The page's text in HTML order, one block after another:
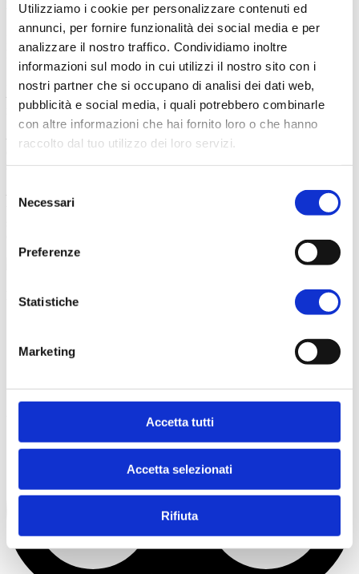
Utilizziamo i cookie per personalizzare contenuti ed
annunci, per fornire funzionalità dei social media e per
analizzare il nostro traffico. Condividiamo inoltre
informazioni sul modo in cui utilizzi il nostro sito con i
nostri partner che si occupano di analisi dei dati web,
pubblicità e social media, i quali potrebbero combinarle
con altre informazioni che hai fornito loro o che hanno
raccolto dal tuo utilizzo dei loro servizi.
delNecessari
Preferenze
Statistiche
Marketing
Accetta tutti
Accetta selezionati
Rifiuta
Weinlese und der Kunst der Weinherstellung gewidmet.
Die reichhaltige und abwechslungsreiche Küche Elbas wird von
hervorragenden, in der Sonne der Insel gereiften Weinen begleitet.
Zu den bekanntesten gehören:
– Elba Ansonica
mit einer mehr oder weniger tiefen strohgelben bis goldenen Farbe;
– Elba Moscato
der als „Meditationswein“ bezeichnet wird und aus ausgewählten,
an der Luft getrockneten Moscato-Trauben hergestellt wird;
von dunkelrubinroter Farbe, mit intensivem Aroma und einem
Die Familie Tallinucci wartet auf Sie!